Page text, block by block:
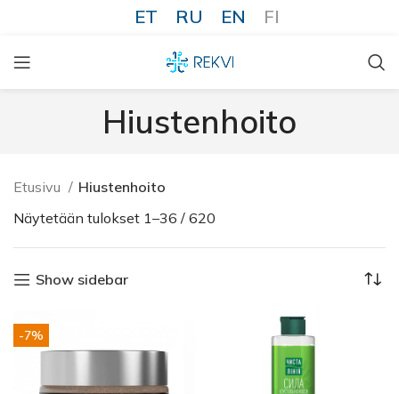
ET RU EN FI
Hiustenhoito
Etusivu
Hiustenhoito
Näytetään tulokset 1–36 / 620
Show sidebar
-7%